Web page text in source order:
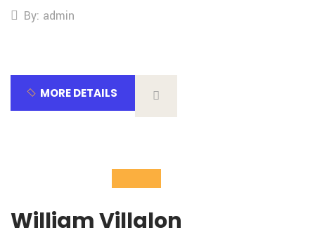
By: admin
MORE DETAILS
02
Nov
William Villalon